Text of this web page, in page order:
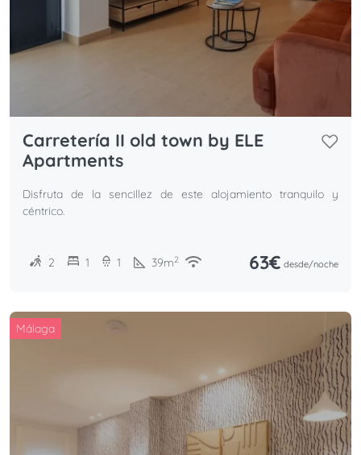
Carretería II old town by ELE
Apartments
Disfruta de la sencillez de este alojamiento tranquilo y
céntrico.
2 1 1 39m2 63€ desde/noche
Málaga